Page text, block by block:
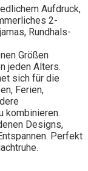
Aufdruck,
2-
Rundhals-
Größen
jeden Alters.
sich für die
Ferien,
kombinieren.
Designs,
Perfekt